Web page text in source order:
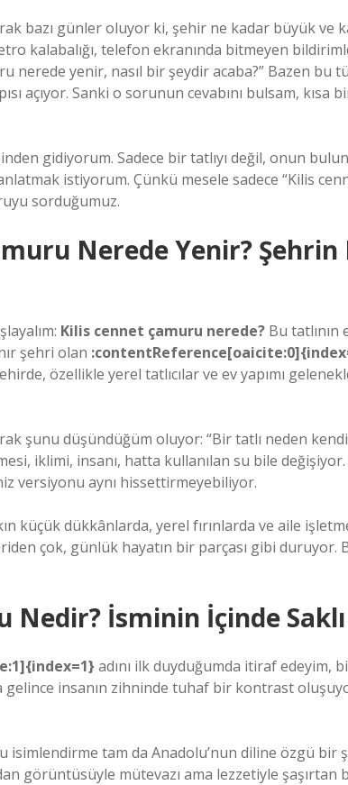
bazı günler oluyor ki, şehir ne kadar büyük ve
kalabalığı, telefon ekranında bitmeyen
nerede yenir, nasıl bir şeydir acaba?” Bazen bu
açıyor. Sanki o sorunun cevabını bulsam,
gidiyorum. Sadece bir tatlıyı değil, onun
istiyorum. Çünkü mesele sadece “Kilis
sorduğumuz.
Nerede Yenir? Şehrin
Kilis cennet çamuru nerede? Bu
şehri olan
özellikle yerel tatlıcılar ve ev yapımı
şunu düşündüğüm oluyor: “Bir tatlı neden
iklimi, insanı, hatta kullanılan su bile
versiyonu aynı hissettirmeyebiliyor.
küçük dükkânlarda, yerel fırınlarda ve aile
çok, günlük hayatın bir parçası gibi duruyor.
Nedir? İsminin İçinde
adını ilk duyduğumda itiraf edeyim,
gelince insanın zihninde tuhaf bir kontrast
isimlendirme tam da Anadolu’nun diline özgü bir
görüntüsüyle mütevazı ama lezzetiyle şaşırtan